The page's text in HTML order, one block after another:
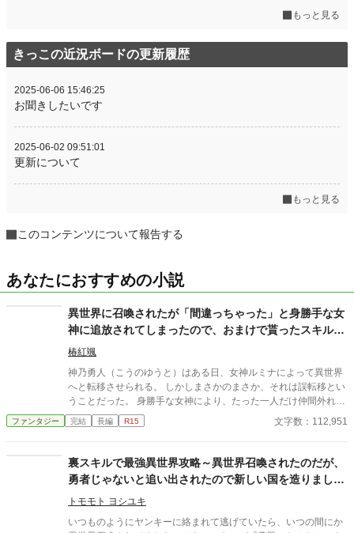
もっと見る
きっこの近況ボードの更新履歴
2025-06-06 15:46:25
お聞きしたいです
2025-06-02 09:51:01
更新について
もっと見る
このコンテンツについて報告する
あなたにおすすめの小説
異世界に召喚されたが「間違っちゃった」と身勝手な女
神に追放されてしまったので、おまけで貰ったスキルで
凡人の俺は頑張って生き残ります！
椿紅颯
神乃勇人（こうのゆうと）はある日、女神ルミナによって異世界
へと転移させられる。 しかしまさかのまさか、それは誤転移とい
うことだった。 身勝手な女神により、たった一人だけ仲間外れに
された挙句の果てに粗雑に扱われ、ほぼ投げ捨てられるようなか
たちで異世界の地へと下ろされてしまう。 そんな踏んだり蹴った
ファンタジー 完結 長編 R15 文字数：112,951
裏スキルで最強異世界攻略～異世界召喚されたのだが、
勇者じゃないと追い出されたので新しい国を造りました
～トモモト ヨシユキ
いつものようにヤンキーに絡まれて逃げていたら、いつの間にか